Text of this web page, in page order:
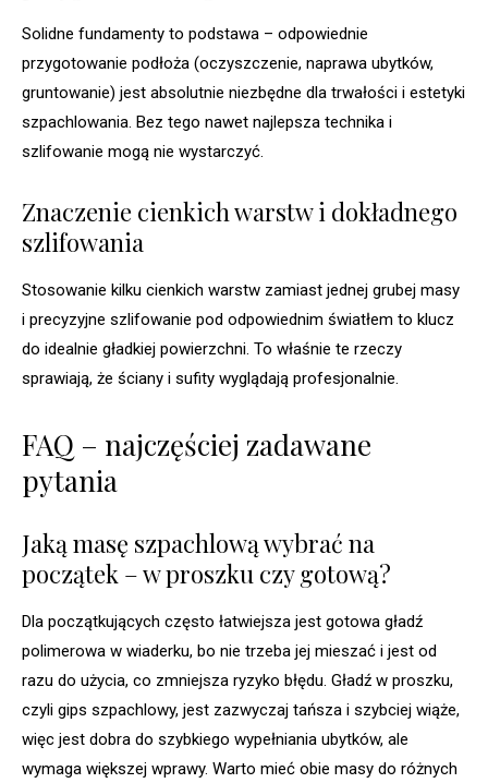
Solidne fundamenty to podstawa – odpowiednie
przygotowanie podłoża (oczyszczenie, naprawa ubytków,
gruntowanie) jest absolutnie niezbędne dla trwałości i estetyki
szpachlowania. Bez tego nawet najlepsza technika i
szlifowanie mogą nie wystarczyć.
Znaczenie cienkich warstw i dokładnego
szlifowania
Stosowanie kilku cienkich warstw zamiast jednej grubej masy
i precyzyjne szlifowanie pod odpowiednim światłem to klucz
do idealnie gładkiej powierzchni. To właśnie te rzeczy
sprawiają, że ściany i sufity wyglądają profesjonalnie.
FAQ – najczęściej zadawane
pytania
Jaką masę szpachlową wybrać na
początek – w proszku czy gotową?
Dla początkujących często łatwiejsza jest gotowa gładź
polimerowa w wiaderku, bo nie trzeba jej mieszać i jest od
razu do użycia, co zmniejsza ryzyko błędu. Gładź w proszku,
czyli gips szpachlowy, jest zazwyczaj tańsza i szybciej wiąże,
więc jest dobra do szybkiego wypełniania ubytków, ale
wymaga większej wprawy. Warto mieć obie masy do różnych